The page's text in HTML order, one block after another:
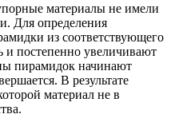
материалы не имели
Для определения
из соответствующего
постепенно увеличивают
пирамидок начинают
В результате
материал не в